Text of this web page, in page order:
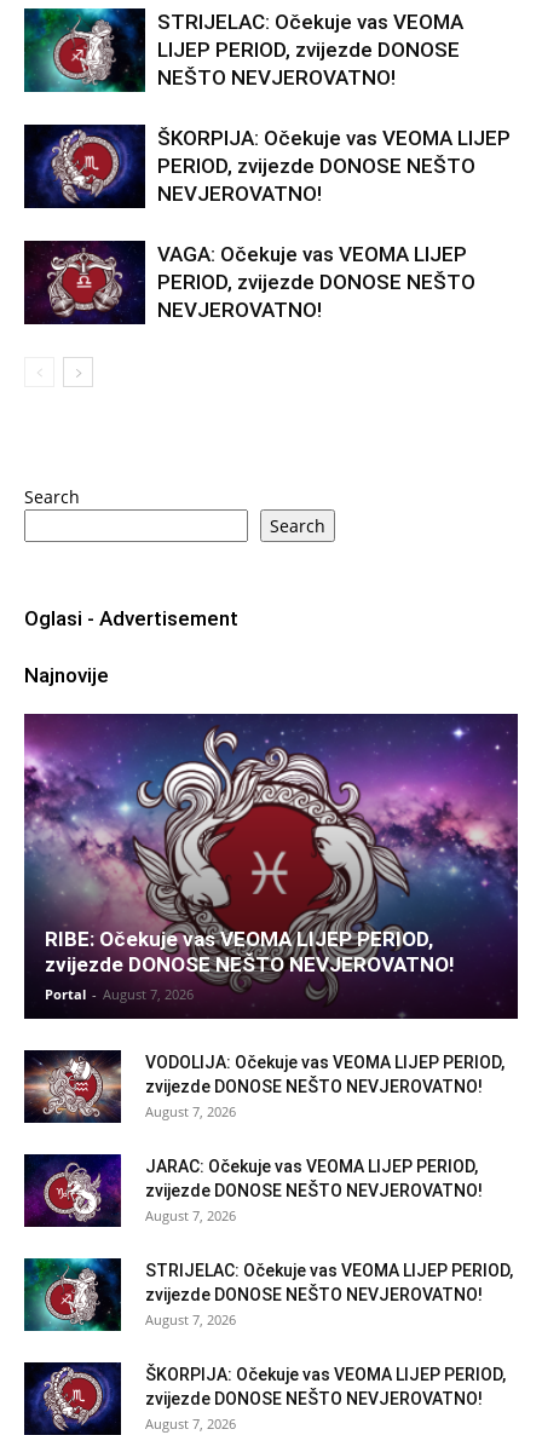
STRIJELAC: Očekuje vas VEOMA
LIJEP PERIOD, zvijezde DONOSE
NEŠTO NEVJEROVATNO!
ŠKORPIJA: Očekuje vas VEOMA LIJEP
PERIOD, zvijezde DONOSE NEŠTO
NEVJEROVATNO!
VAGA: Očekuje vas VEOMA LIJEP
PERIOD, zvijezde DONOSE NEŠTO
NEVJEROVATNO!
Search
Search
Oglasi - Advertisement
Najnovije
RIBE: Očekuje vas VEOMA LIJEP PERIOD,
zvijezde DONOSE NEŠTO NEVJEROVATNO!
Portal - August 7, 2026
VODOLIJA: Očekuje vas VEOMA LIJEP PERIOD,
zvijezde DONOSE NEŠTO NEVJEROVATNO!
August 7, 2026
JARAC: Očekuje vas VEOMA LIJEP PERIOD,
zvijezde DONOSE NEŠTO NEVJEROVATNO!
August 7, 2026
STRIJELAC: Očekuje vas VEOMA LIJEP PERIOD,
zvijezde DONOSE NEŠTO NEVJEROVATNO!
August 7, 2026
ŠKORPIJA: Očekuje vas VEOMA LIJEP PERIOD,
zvijezde DONOSE NEŠTO NEVJEROVATNO!
August 7, 2026